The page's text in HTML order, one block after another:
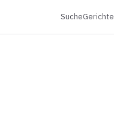
SucheGerichte